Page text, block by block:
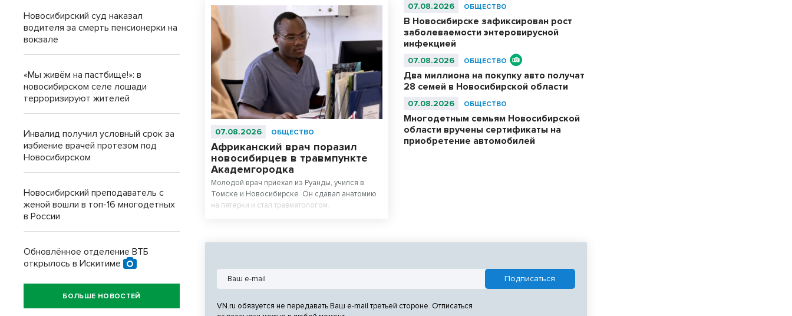
07.08.2026 ОБЩЕСТВО
Африканский врач поразил
новосибирцев в травмпункте
Академгородка
Молодой врач приехал из Руанды, учился в
Томске и Новосибирске. Он сдавал анатомию
на пятерки и стал травматологом.
07.08.2026 ОБЩЕСТВО
В Новосибирске зафиксирован рост
заболеваемости энтеровирусной
инфекцией
07.08.2026 ОБЩЕСТВО
Два миллиона на покупку авто получат
28 семей в Новосибирской области
07.08.2026 ОБЩЕСТВО
Многодетным семьям Новосибирской
области вручены сертификаты на
приобретение автомобилей
VN.ru обязуется не передавать Ваш e-mail третьей стороне. Отписаться
Новосибирский суд наказал
водителя за смерть пенсионерки на
вокзале
«Мы живём на пастбище!»: в
новосибирском селе лошади
терроризируют жителей
Инвалид получил условный срок за
избиение врачей протезом под
Новосибирском
Новосибирский преподаватель с
женой вошли в топ-16 многодетных
в России
Обновлённое отделение ВТБ
открылось в Искитиме
БОЛЬШЕ НОВОСТЕЙ